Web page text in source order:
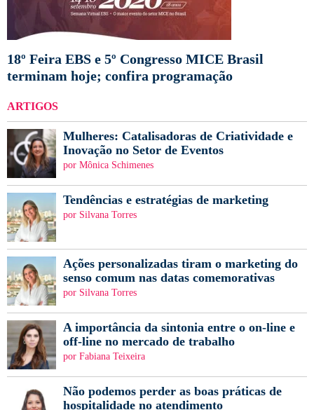
18º Feira EBS e 5º Congresso MICE Brasil
terminam hoje; confira programação
ARTIGOS
Mulheres: Catalisadoras de Criatividade e
Inovação no Setor de Eventos
por Mônica Schimenes
Tendências e estratégias de marketing
por Silvana Torres
Ações personalizadas tiram o marketing do
senso comum nas datas comemorativas
por Silvana Torres
A importância da sintonia entre o on-line e
off-line no mercado de trabalho
por Fabiana Teixeira
Não podemos perder as boas práticas de
hospitalidade no atendimento